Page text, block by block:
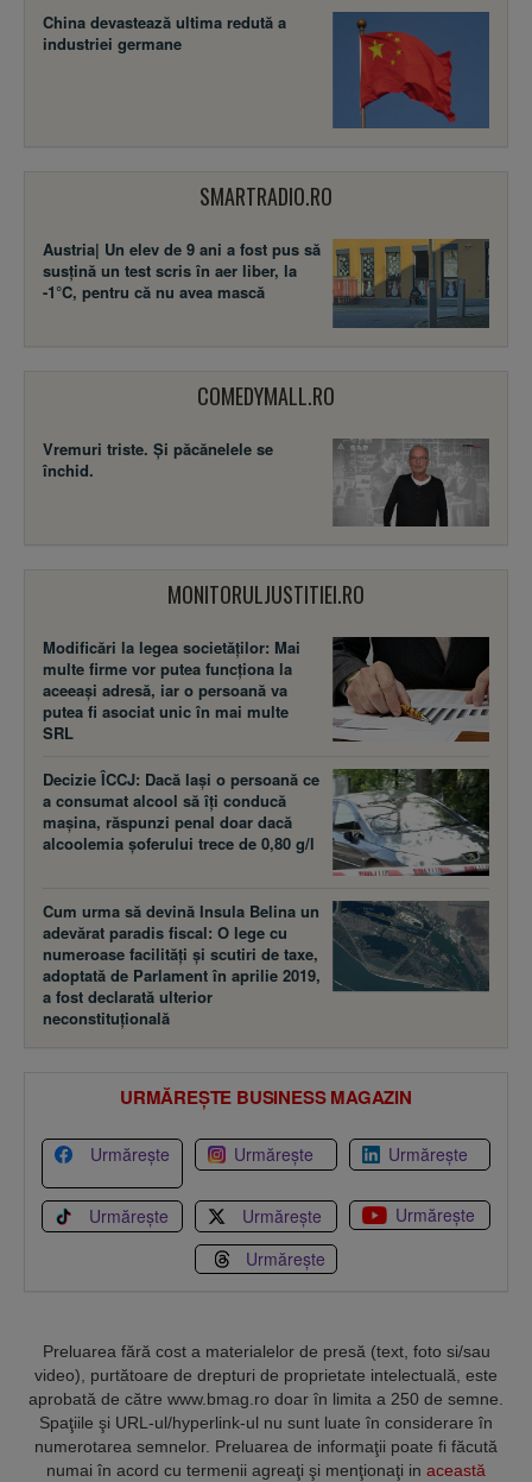
China devastează ultima redută a
industriei germane
SMARTRADIO.RO
Austria| Un elev de 9 ani a fost pus să
susţină un test scris în aer liber, la
-1°C, pentru că nu avea mască
COMEDYMALL.RO
Vremuri triste. Şi păcănelele se
închid.
MONITORULJUSTITIEI.RO
Modificări la legea societăţilor: Mai
multe firme vor putea funcţiona la
aceeaşi adresă, iar o persoană va
putea fi asociat unic în mai multe
SRL
Decizie ÎCCJ: Dacă laşi o persoană ce
a consumat alcool să îţi conducă
maşina, răspunzi penal doar dacă
alcoolemia şoferului trece de 0,80 g/l
Cum urma să devină Insula Belina un
adevărat paradis fiscal: O lege cu
numeroase facilităţi şi scutiri de taxe,
adoptată de Parlament în aprilie 2019,
a fost declarată ulterior
neconstituţională
URMĂREȘTE BUSINESS MAGAZIN
Urmărește Urmărește Urmărește
Urmărește Urmărește
Urmărește
Urmărește
Preluarea fără cost a materialelor de presă (text, foto si/sau
video), purtătoare de drepturi de proprietate intelectuală, este
aprobată de către www.bmag.ro doar în limita a 250 de semne.
Spaţiile şi URL-ul/hyperlink-ul nu sunt luate în considerare în
numerotarea semnelor. Preluarea de informaţii poate fi făcută
numai în acord cu termenii agreaţi şi menţionaţi in această